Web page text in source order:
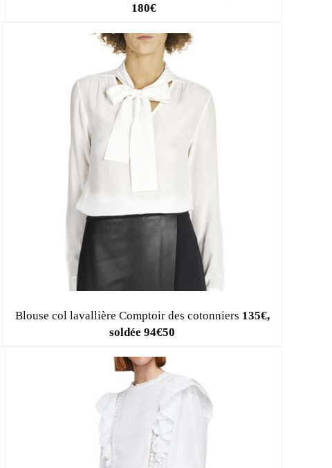
180€
Blouse col lavallière Comptoir des cotonniers 135€,
soldée 94€50